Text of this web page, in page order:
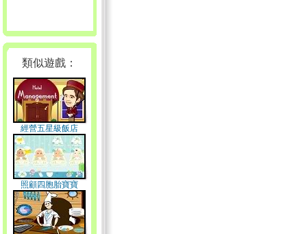
類似遊戲：
經營五星級飯店
照顧四胞胎寶寶